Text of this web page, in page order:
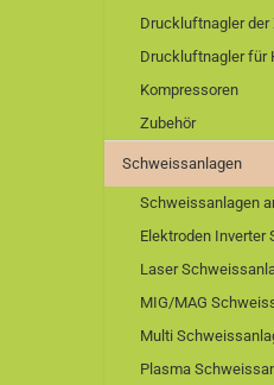
Druckluftnagler der
Druckluftnagler für
Kompressoren
Zubehör
Schweissanlagen
Schweissanlagen
Elektroden Inverter
Laser
MIG/MAG
Multi
Plasma